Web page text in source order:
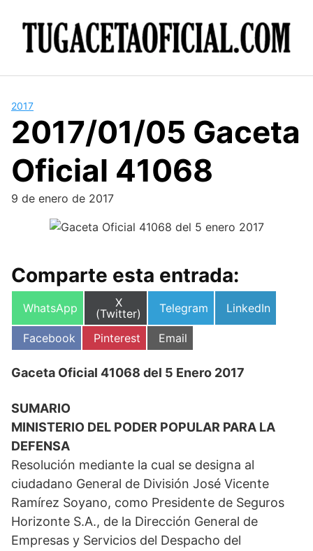
2017
2017/01/05 Gaceta
Oficial 41068
9 de enero de 2017
Comparte esta entrada:
Compartir
WhatsApp
Compartir
en
X
(Twitter)
Compartir
Telegram
Compartir
LinkedIn
Compartir
en
Facebook
Compartir
en
Pinterest
Compartir
en
Email
Gaceta Oficial 41068 del 5 Enero 2017
SUMARIO
MINISTERIO DEL PODER POPULAR PARA LA
DEFENSA
Resolución mediante la cual se designa al
ciudadano General de División José Vicente
Ramírez Soyano, como Presidente de Seguros
Horizonte S.A., de la Dirección General de
Empresas y Servicios del Despacho del